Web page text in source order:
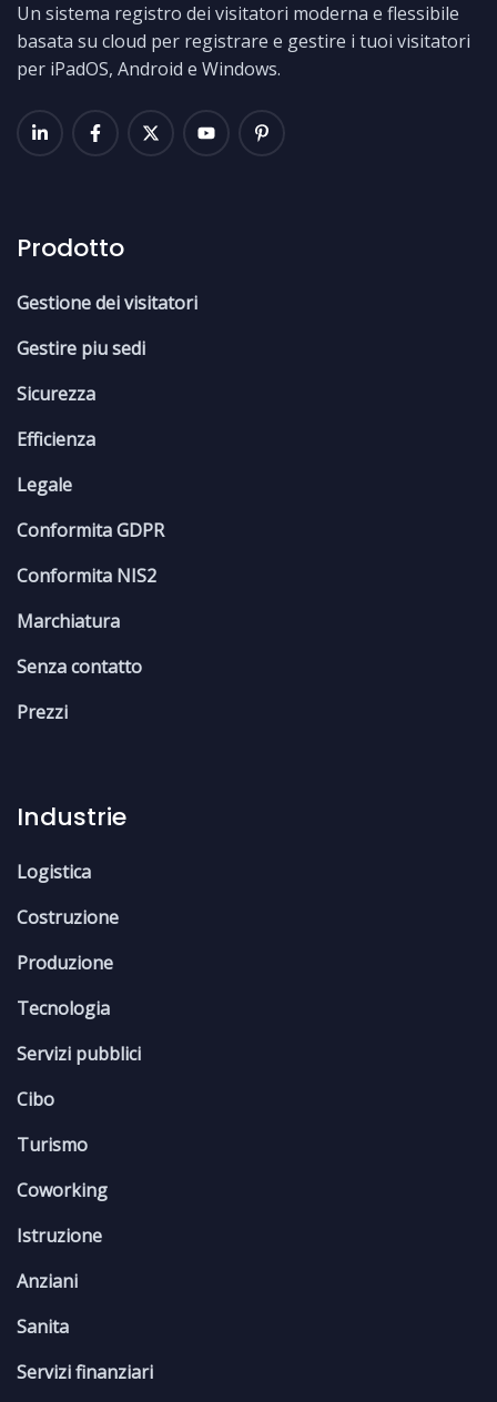
Un sistema registro dei visitatori moderna e flessibile
basata su cloud per registrare e gestire i tuoi visitatori
per iPadOS, Android e Windows.
Prodotto
Gestione dei visitatori
Gestire piu sedi
Sicurezza
Efficienza
Legale
Conformita GDPR
Conformita NIS2
Marchiatura
Senza contatto
Prezzi
Industrie
Logistica
Costruzione
Produzione
Tecnologia
Servizi pubblici
Cibo
Turismo
Coworking
Istruzione
Anziani
Sanita
Servizi finanziari